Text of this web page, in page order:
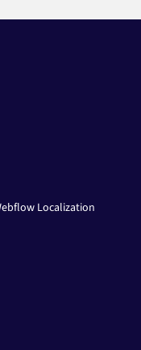
Localization